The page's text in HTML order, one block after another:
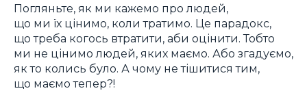
Погляньте, як ми кажемо про людей,
що ми їх цінимо, коли тратимо. Це парадокс,
що треба когось втратити, аби оцінити. Тобто
ми не цінимо людей, яких маємо. Або згадуємо,
як то колись було. А чому не тішитися тим,
що маємо тепер?!